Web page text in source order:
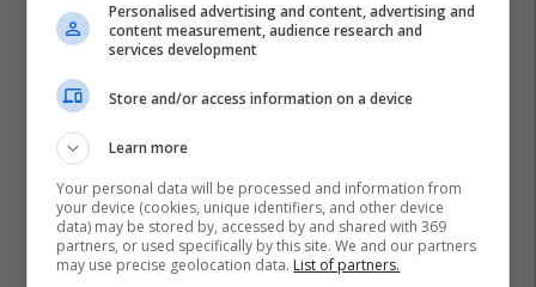
Personalised advertising and content, advertising and
content measurement, audience research and
services development
Store and/or access information on a device
Learn more
Your personal data will be processed and information from
your device (cookies, unique identifiers, and other device
data) may be stored by, accessed by and shared with 369
partners, or used specifically by this site. We and our partners
may use precise geolocation data. List of partners.